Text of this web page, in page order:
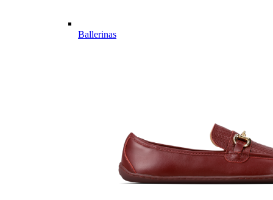
Ballerinas